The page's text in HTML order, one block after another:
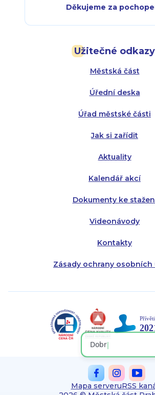
Užitečné odkazy
Městská část
Úřední deska
Úřad městské části
Jak si zařídit
Aktuality
Kalendář akcí
Dokumenty ke
Videonávody
Kontakty
Zásady ochrany osobních
Děkujeme za
Úterý:
Středa:
Čtvrtek:
Pátek:
Úterý:
Středa:
Čtvrtek:
Mapa serveruRSS